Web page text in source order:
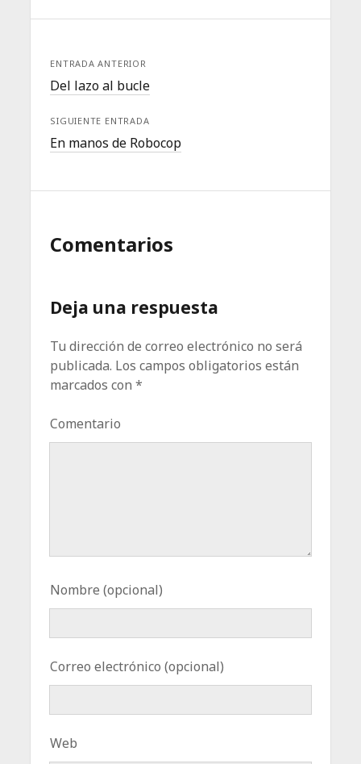
ENTRADA ANTERIOR
Del lazo al bucle
SIGUIENTE ENTRADA
En manos de Robocop
Comentarios
Deja una respuesta
Tu dirección de correo electrónico no será
publicada. Los campos obligatorios están
marcados con*
Comentario
Nombre (opcional)
Correo electrónico (opcional)
Web